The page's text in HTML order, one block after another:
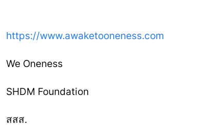
https://www.awaketooneness.com
We Oneness
SHDM Foundation
สสส.